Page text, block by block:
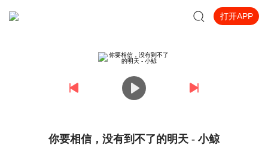
打开APP
你要相信，没有到不了的明天 - 小鲸